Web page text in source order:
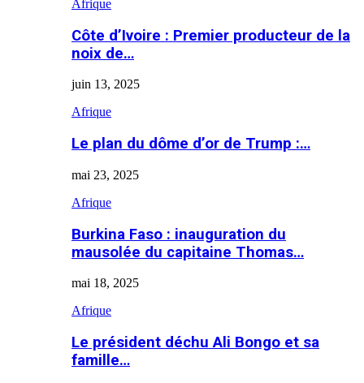
Afrique
Côte d’Ivoire : Premier producteur de la
noix de…
juin 13, 2025
Afrique
Le plan du dôme d’or de Trump :…
mai 23, 2025
Afrique
Burkina Faso : inauguration du
mausolée du capitaine Thomas…
mai 18, 2025
Afrique
Le président déchu Ali Bongo et sa
famille…